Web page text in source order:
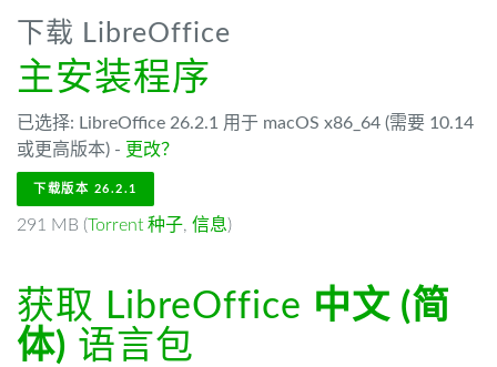
下载 LibreOffice
主安装程序
已选择: LibreOffice 26.2.1 用于 macOS x86_64 (需要 10.14
或更高版本) - 更改？
下载版本 26.2.1
291 MB (Torrent 种子, 信息)
获取 LibreOffice 中文 (简
体) 语言包